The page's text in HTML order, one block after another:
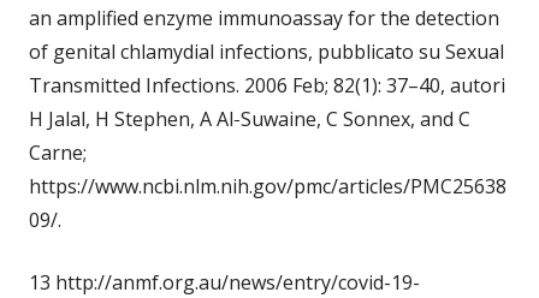
an amplified enzyme immunoassay for the detection
of genital chlamydial infections, pubblicato su Sexual
Transmitted Infections. 2006 Feb; 82(1): 37–40, autori
H Jalal, H Stephen, A Al‐Suwaine, C Sonnex, and C
Carne;
https://www.ncbi.nlm.nih.gov/pmc/articles/PMC25638
09/.
13 http://anmf.org.au/news/entry/covid-19-